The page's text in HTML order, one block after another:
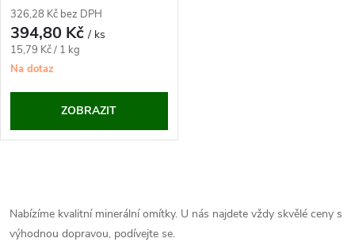
326,28 Kč bez DPH
394,80 Kč/ ks
Měrná
cena:
15,79 Kč / 1 kg
Na dotaz
ZOBRAZIT
v
Nabízíme kvalitní minerální omítky. U nás najdete vždy skvělé ceny s
výhodnou dopravou, podívejte se.